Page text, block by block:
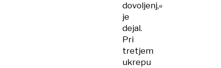
dovoljenj,«
je
dejal.
Pri
tretjem
ukrepu